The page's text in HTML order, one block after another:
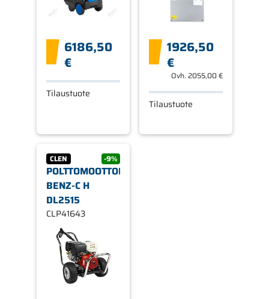
6186,50
€
Tilaustuote
1926,50
€
Ovh.2055,00 €
Tilaustuote
CLEN -9%
POLTTOMOOTTORIPESURI
BENZ-C H
DL2515
CLP41643